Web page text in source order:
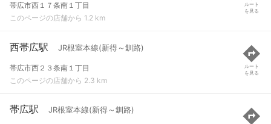
帯広市西１７条南１丁目
このページの店舗から 1.2 km
ルート
を見る
西帯広駅 JR根室本線(新得～釧路)
帯広市西２３条南１丁目
このページの店舗から 2.3 km
ルート
を見る
帯広駅 JR根室本線(新得～釧路)